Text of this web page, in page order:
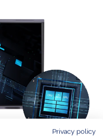
Privacy policy